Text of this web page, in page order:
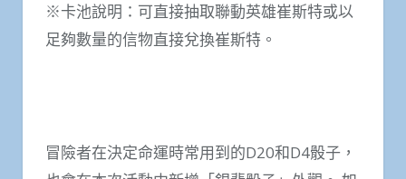
※卡池說明：可直接抽取聯動英雄崔斯特或以
足夠數量的信物直接兌換崔斯特。
冒險者在決定命運時常用到的D20和D4骰子，